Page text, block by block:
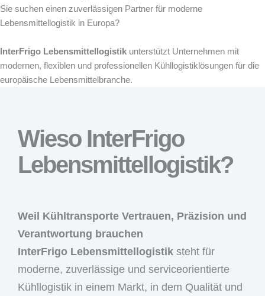
Sie suchen einen zuverlässigen Partner für moderne
Lebensmittellogistik in Europa?
InterFrigo Lebensmittellogistik unterstützt Unternehmen mit
modernen, flexiblen und professionellen Kühllogistiklösungen für die
europäische Lebensmittelbranche.
Wieso InterFrigo
Lebensmittellogistik?
Weil Kühltransporte Vertrauen, Präzision und
Verantwortung brauchen
InterFrigo Lebensmittellogistik steht für
moderne, zuverlässige und serviceorientierte
Kühllogistik in einem Markt, in dem Qualität und